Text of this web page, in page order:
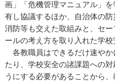
画」「危機管理マニュアル」
有し協議するほか、自治体の防
消防等も交えた取組みと、セ
ールの考え方を取り入れた学校
各教職員はできるだけ速やか
たり、学校安全の諸課題への
うにする必要があることから